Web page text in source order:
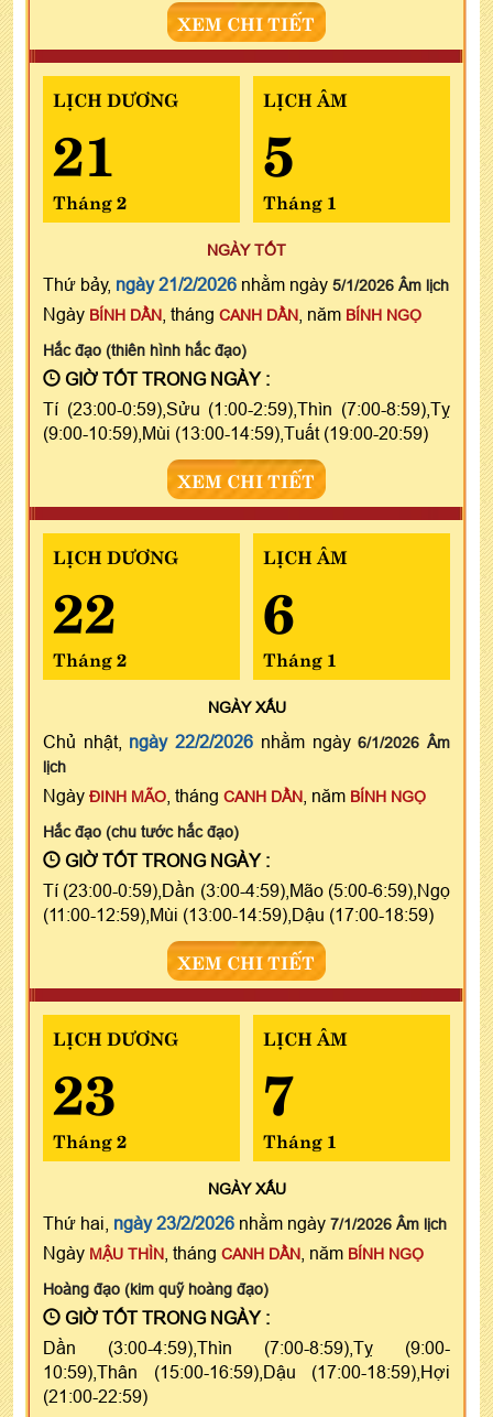
XEM CHI TIẾT
LỊCH DƯƠNG
21
Tháng 2
LỊCH ÂM
5
Tháng 1
NGÀY TỐT
Thứ bảy, ngày 21/2/2026 nhằm ngày 5/1/2026 Âm lịch
Ngày BÍNH DẦN , tháng CANH DẦN , năm BÍNH NGỌ
Hắc đạo (thiên hình hắc đạo)
GIỜ TỐT TRONG NGÀY :
Tí (23:00-0:59),Sửu (1:00-2:59),Thìn (7:00-8:59),Tỵ
(9:00-10:59),Mùi (13:00-14:59),Tuất (19:00-20:59)
XEM CHI TIẾT
LỊCH DƯƠNG
22
Tháng 2
LỊCH ÂM
6
Tháng 1
NGÀYXẤU
Chủ nhật, ngày 22/2/2026 nhằm ngày6/1/2026 Âm
lịch
Ngày ĐINH MÃO , tháng CANH DẦN , năm BÍNH NGỌ
Hắc đạo (chu tước hắc đạo)
GIỜ TỐT TRONG NGÀY :
Tí (23:00-0:59),Dần (3:00-4:59),Mão (5:00-6:59),Ngọ
(11:00-12:59),Mùi (13:00-14:59),Dậu (17:00-18:59)
XEM CHI TIẾT
LỊCH DƯƠNG
23
Tháng 2
LỊCH ÂM
7
Tháng 1
NGÀYXẤU
Thứ hai, ngày 23/2/2026 nhằm ngày 7/1/2026 Âm lịch
Ngày MẬU THÌN , tháng CANH DẦN , năm BÍNH NGỌ
Hoàng đạo (kim quỹ hoàng đạo)
GIỜ TỐT TRONG NGÀY :
Dần (3:00-4:59),Thìn (7:00-8:59),Tỵ (9:00-
10:59),Thân (15:00-16:59),Dậu (17:00-18:59),Hợi
(21:00-22:59)